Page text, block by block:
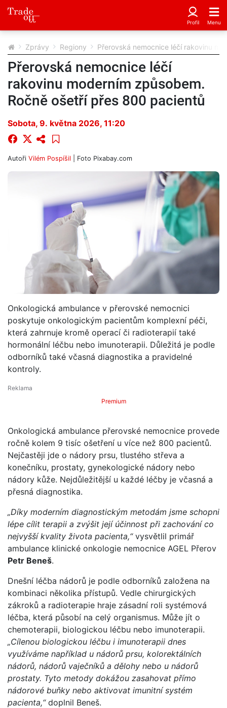
Zprávy Regiony Přerovská nemocnice léčí rakovinu
Přerovská nemocnice léčí
rakovinu moderním způsobem.
Ročně ošetří přes 800 pacientů
Sobota, 9. května 2026, 11:20
Autoři Vilém Pospíšil | Foto Pixabay.com
Onkologická ambulance v přerovské nemocnici
poskytuje onkologickým pacientům komplexní péči,
která zahrnuje kromě operací či radioterapií také
hormonální léčbu nebo imunoterapii. Důležitá je podle
odborníků také včasná diagnostika a pravidelné
kontroly.
Premium
Onkologická ambulance přerovské nemocnice provede
ročně kolem 9 tisíc ošetření u více než 800 pacientů.
Nejčastěji jde o nádory prsu, tlustého střeva a
konečníku, prostaty, gynekologické nádory nebo
nádory kůže. Nejdůležitější u každé léčby je včasná a
přesná diagnostika.
„Díky moderním diagnostickým metodám jsme schopni
lépe cílit terapii a zvýšit její účinnost při zachování co
nejvyšší kvality života pacienta,“vysvětlil primář
ambulance klinické onkologie nemocnice AGEL Přerov
Petr Beneš.
Dnešní léčba nádorů je podle odborníků založena na
kombinaci několika přístupů. Vedle chirurgických
zákroků a radioterapie hraje zásadní roli systémová
léčba, která působí na celý organismus. Může jít o
chemoterapii, biologickou léčbu nebo imunoterapii.
„Cílenou biologickou léčbu i imunoterapii dnes
využíváme například u nádorů prsu, kolorektálních
nádorů, nádorů vaječníků a dělohy nebo u nádorů
prostaty. Tyto metody dokážou zasahovat přímo
nádorové buňky nebo aktivovat imunitní systém
pacienta,“doplnil Beneš.